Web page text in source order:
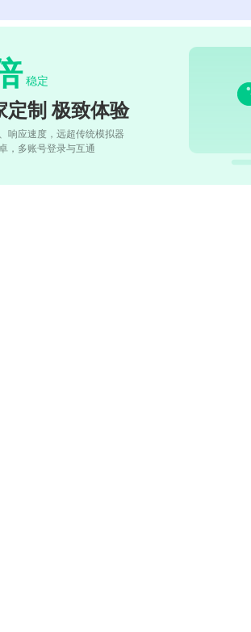
稳定
定制 极致体验
响应速度，远超传统模拟器
，多账号登录与互通